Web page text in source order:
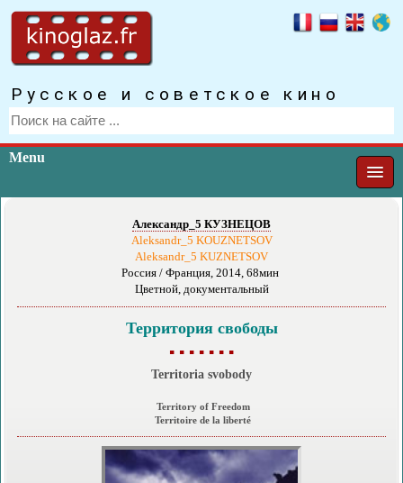
Русское и советское кино
Menu
Александр_5 КУЗНЕЦОВ
Aleksandr_5 KOUZNETSOV
Aleksandr_5 KUZNETSOV
Россия / Франция, 2014, 68мин
Цветной, документальный
Территория свободы
▪ ▪ ▪ ▪ ▪ ▪ ▪
Territoria svobody
Territory of Freedom
Territoire de la liberté